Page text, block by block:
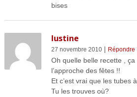
bises
lustine
27 novembre 2010| Répondre
Oh quelle belle recette ,
l’approche des fêtes !!
Et c’est vrai que les tubes
Tu les trouves où?